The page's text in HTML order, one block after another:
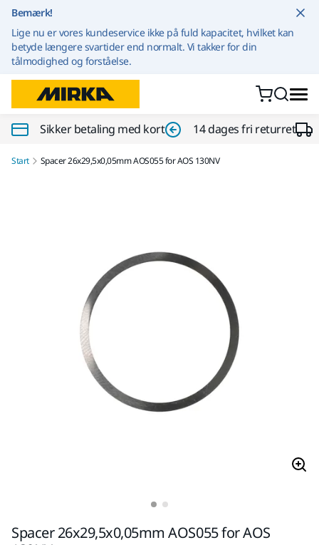
Bemærk!
Lige nu er vores kundeservice ikke på fuld kapacitet, hvilket kan
betyde længere svartider end normalt. Vi takker for din
tålmodighed og forståelse.
Sikker betaling med kort 14 dages fri returret
Start Spacer 26x29,5x0,05mm AOS055 for AOS 130NV
Spacer 26x29,5x0,05mm AOS055 for AOS